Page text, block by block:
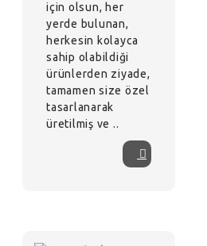
için olsun, her
yerde bulunan,
herkesin kolayca
sahip olabildiği
ürünlerden ziyade,
tamamen size özel
tasarlanarak
üretilmiş ve ..